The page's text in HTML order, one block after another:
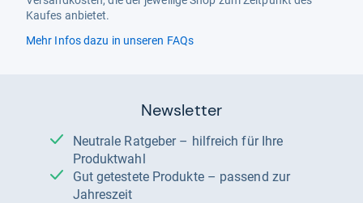
Kaufes anbietet.
Mehr Infos dazu in unseren FAQs
Newsletter
Neutrale Ratgeber – hilfreich für Ihre
Produktwahl
Gut getestete Produkte – passend zur
Jahreszeit